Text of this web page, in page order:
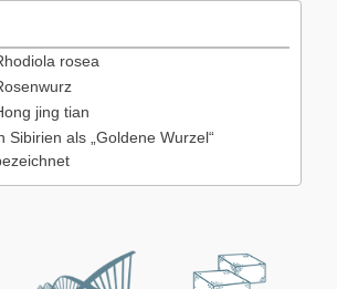
rosea
jing tian
Sibirien als „Goldene Wurzel“